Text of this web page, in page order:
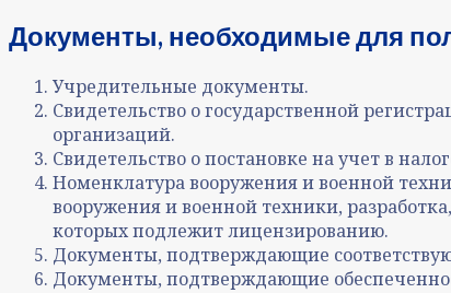
Документы, необходимые для
Учредительные документы.
Свидетельство о государственной
организаций.
Свидетельство о постановке на учет в
Номенклатура вооружения и военной
вооружения и военной техники,
которых подлежит лицензированию.
Документы, подтверждающие
Документы, подтверждающие